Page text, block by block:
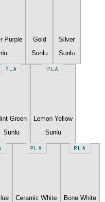
Purple
Gold
Sunlu
Silver
Sunlu
PLA
Green
Sunlu
PLA
Lemon Yellow
Sunlu
PLA
Ceramic White
PLA
Bone White